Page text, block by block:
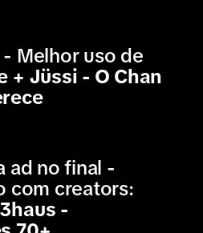
- Melhor uso de
+ Jüssi - O Chan
ad no final -
com creators:
-